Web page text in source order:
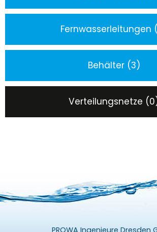
Fernwasserleitungen
Behälter (3)
Verteilungsnetze